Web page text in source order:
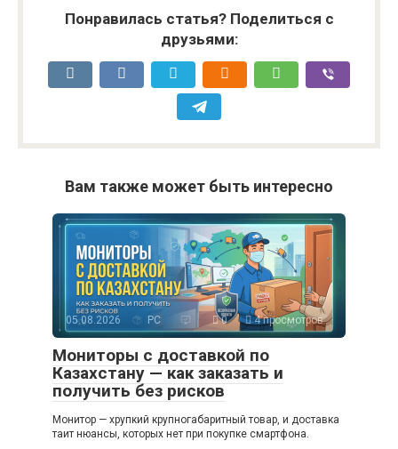
Понравилась статья? Поделиться с
друзьями:
Вам также может быть интересно
05.08.2026 PC 0 4 просмотров
Мониторы с доставкой по
Казахстану — как заказать и
получить без рисков
Монитор — хрупкий крупногабаритный товар, и доставка
таит нюансы, которых нет при покупке смартфона.